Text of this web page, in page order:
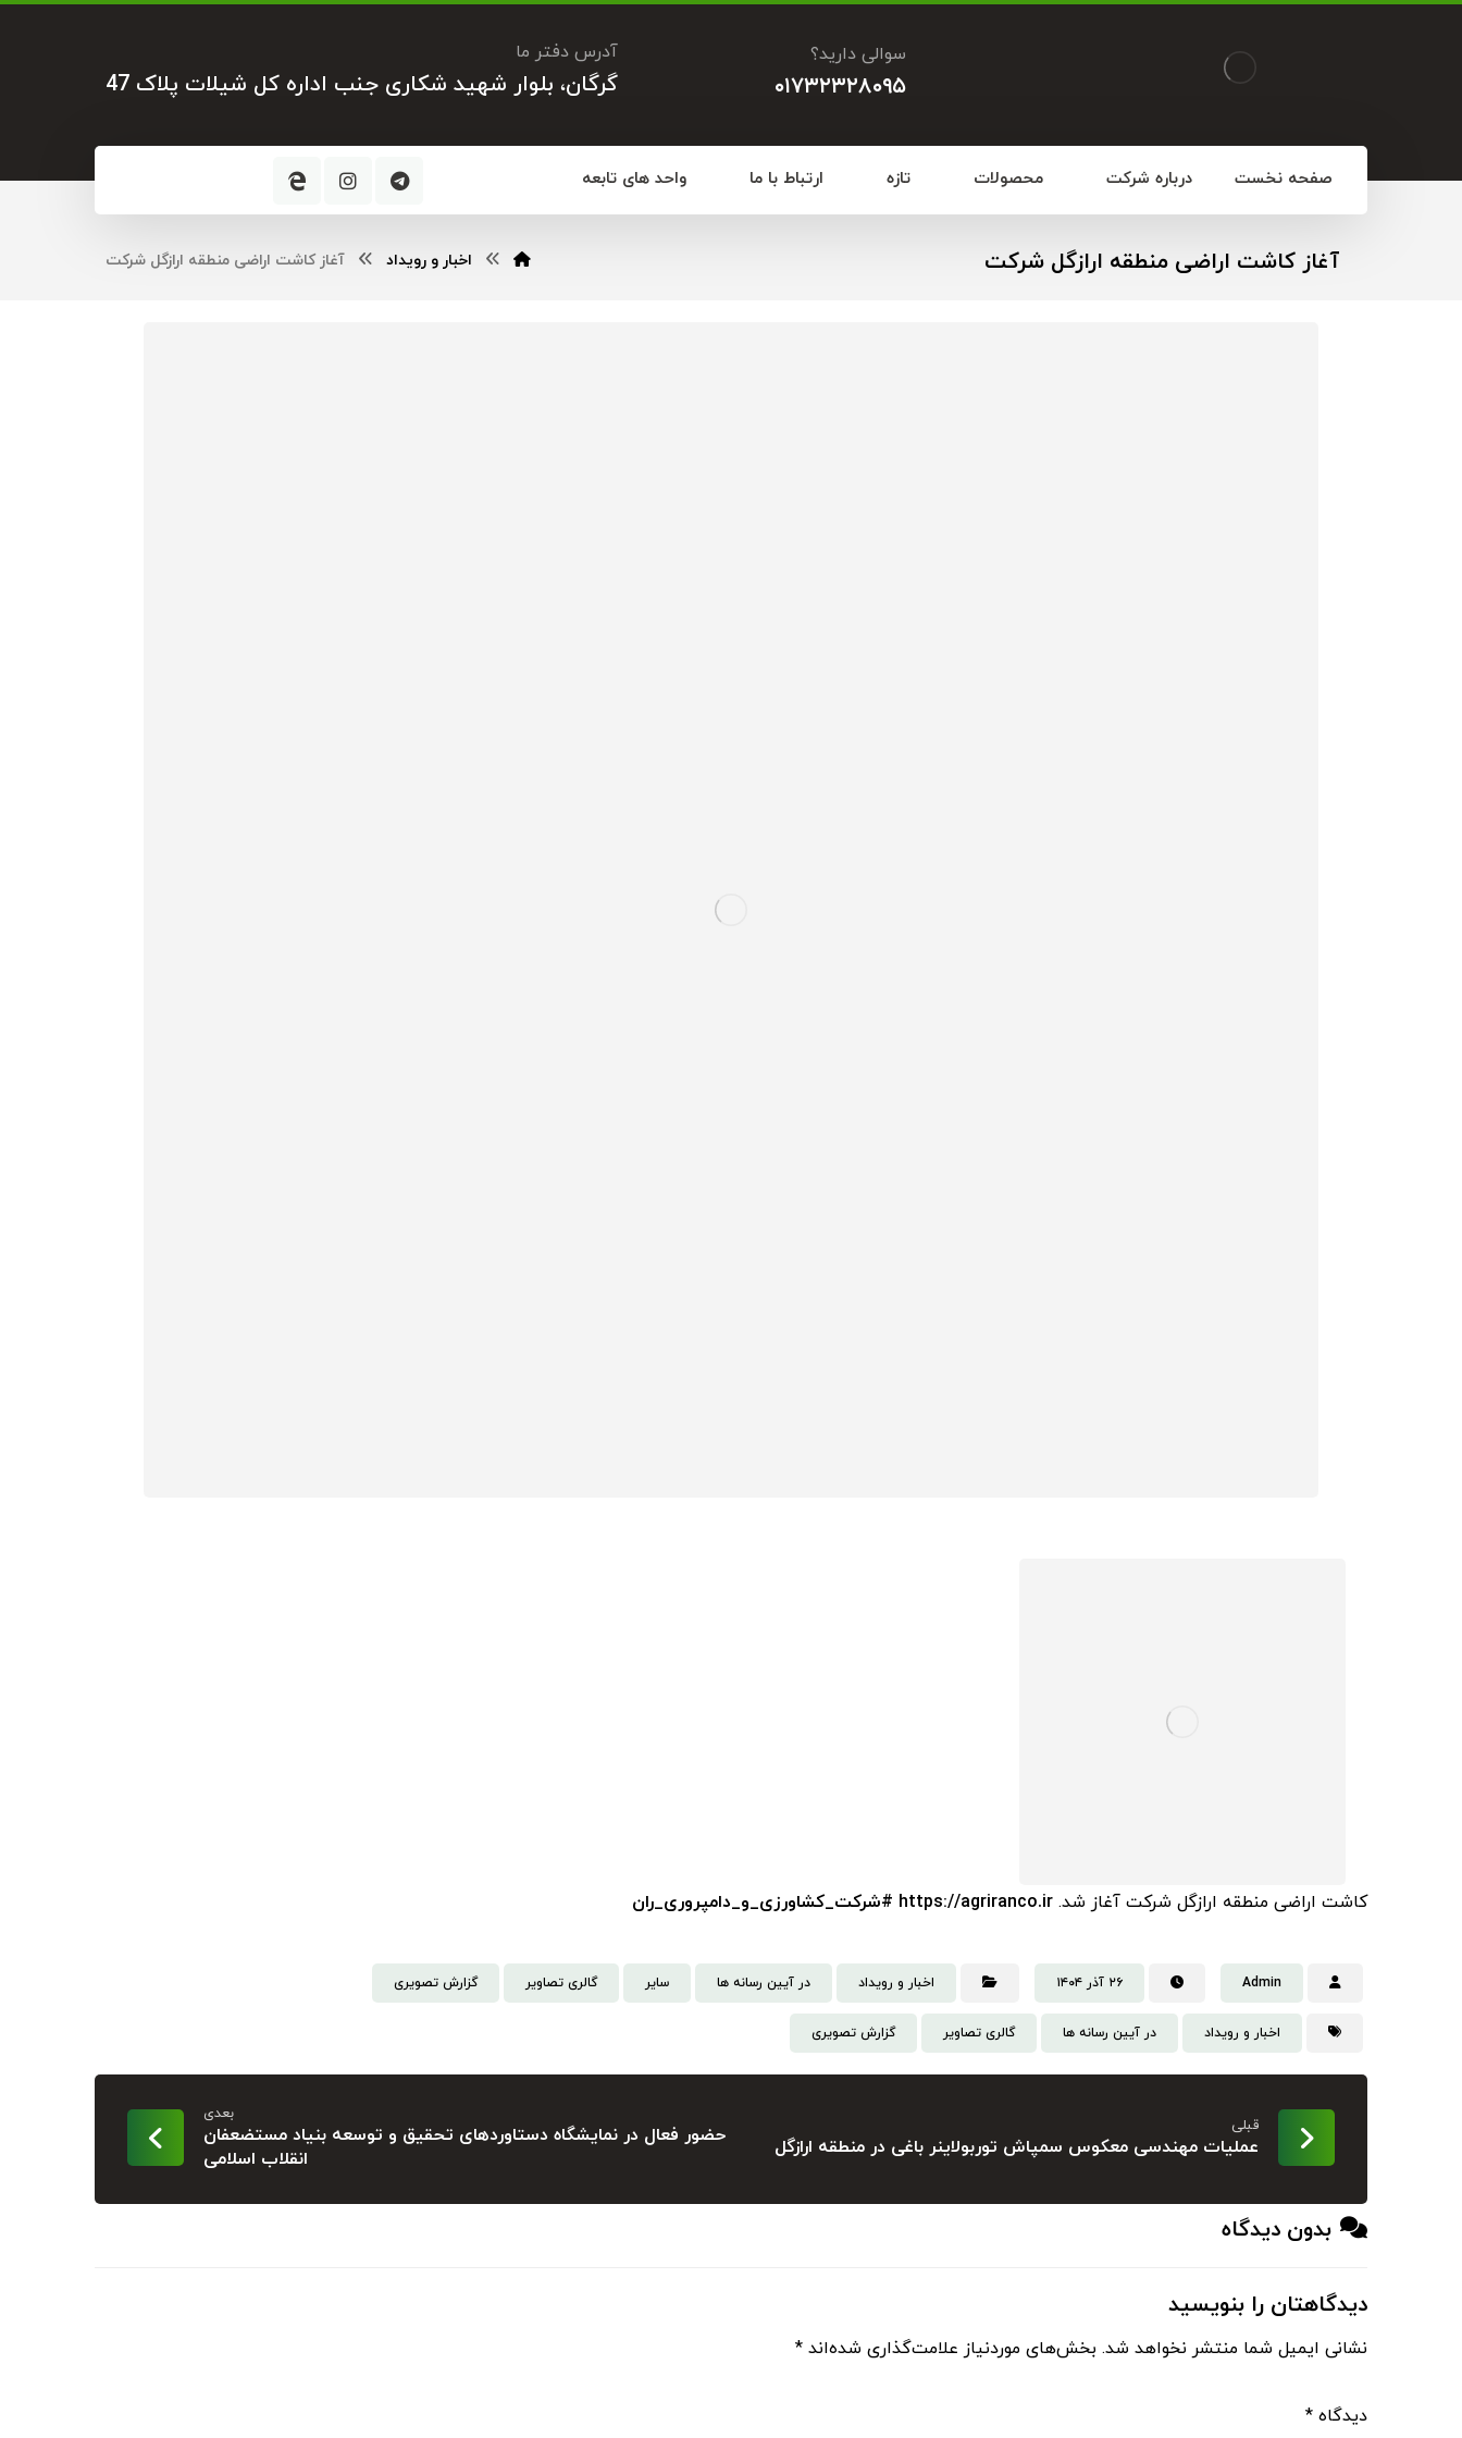
آدرس دفتر ما
گرگان، بلوار شهید شکاری جنب اداره کل شیلات پلاک 47
سوالی دارید؟
۰۱۷۳۲۳۲۸۰۹۵
صفحه نخست درباره شرکت محصولات تازه ارتباط با ما واحد های تابعه
آغاز کاشت اراضی منطقه ارازگل شرکت اخبار و رویداد آغاز کاشت اراضی منطقه ارازگل شرکت
کاشت اراضی منطقه ارازگل شرکت آغاز شد. https://agriranco.ir #شرکت_کشاورزی_و_دامپروری_ران
Admin ۲۶ آذر ۱۴۰۴ اخبار و رویداد در آیین رسانه ها سایر گالری تصاویر گزارش تصویری
اخبار و رویداد در آیین رسانه ها گالری تصاویر گزارش تصویری
قبلی
عملیات مهندسی معکوس سمپاش توربولاینر باغی در منطقه ارازگل
بعدی
حضور فعال در نمایشگاه دستاوردهای تحقیق و توسعه بنیاد مستضعفان
انقلاب اسلامی
بدون دیدگاه
دیدگاهتان را بنویسید
نشانی ایمیل شما منتشر نخواهد شد. بخش‌های موردنیاز علامت‌گذاری شده‌اند *
دیدگاه *